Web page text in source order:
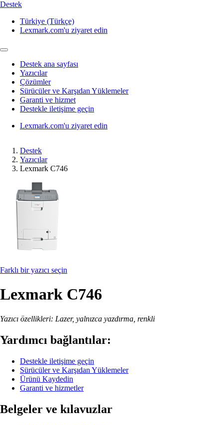
Destek
Türkiye (Türkçe)
Lexmark.com'u ziyaret edin
Destek ana sayfası
Yazıcılar
Çözümler
Sürücüler ve Karşıdan Yüklemeler
Garanti ve hizmet
Destekle iletişime geçin
Lexmark.com'u ziyaret edin
Destek
Yazıcılar
Lexmark C746
Farklı bir yazıcı seçin
Lexmark C746
Yazıcı özellikleri: Lazer, yalnızca yazdırma, renkli
Yardımcı bağlantılar:
Destekle iletişime geçin
Sürücüler ve Karşıdan Yüklemeler
Ürünü Kaydedin
Garanti ve hizmetler
Belgeler ve kılavuzlar